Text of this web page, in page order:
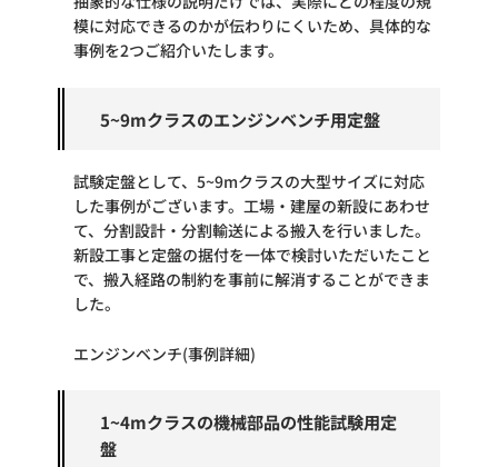
模に対応できるのかが伝わりにくいため、具体的な
事例を2つご紹介いたします。
5~9mクラスのエンジンベンチ用定盤
試験定盤として、5~9mクラスの大型サイズに対応
した事例がございます。工場・建屋の新設にあわせ
て、分割設計・分割輸送による搬入を行いました。
新設工事と定盤の据付を一体で検討いただいたこと
で、搬入経路の制約を事前に解消することができま
した。
エンジンベンチ(事例詳細)
1~4mクラスの機械部品の性能試験用定
盤